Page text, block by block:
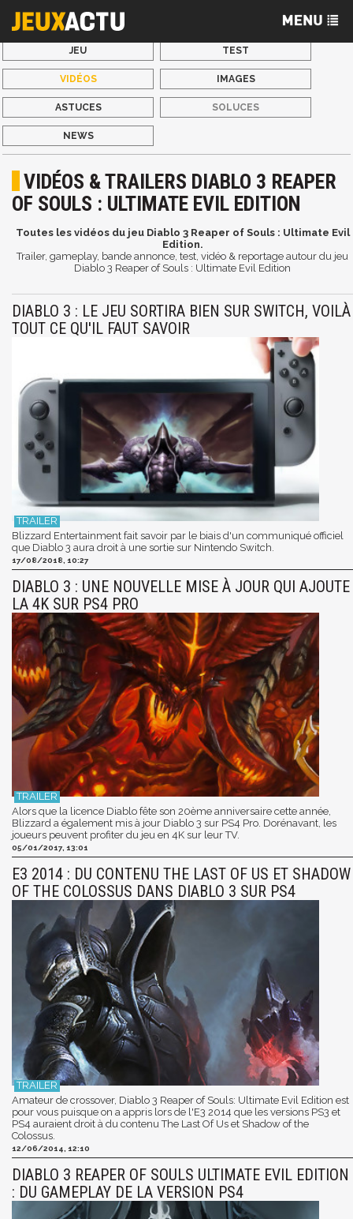
JEU TEST
VIDÉOS IMAGES
ASTUCES SOLUCES
NEWS
VIDÉOS & TRAILERS DIABLO 3 REAPER
OF SOULS : ULTIMATE EVIL EDITION
Toutes les vidéos du jeu Diablo 3 Reaper of Souls : Ultimate Evil
Edition.
Trailer, gameplay, bande annonce, test, vidéo & reportage autour du jeu
Diablo 3 Reaper of Souls : Ultimate Evil Edition
DIABLO 3 : LE JEU SORTIRA BIEN SUR SWITCH, VOILÀ
TOUT CE QU'IL FAUT SAVOIR
Blizzard Entertainment fait savoir par le biais d'un communiqué officiel
que Diablo 3 aura droit à une sortie sur Nintendo Switch.
17/08/2018, 10:27
DIABLO 3 : UNE NOUVELLE MISE À JOUR QUI AJOUTE
LA 4K SUR PS4 PRO
Alors que la licence Diablo fête son 20ème anniversaire cette année,
Blizzard a également mis à jour Diablo 3 sur PS4 Pro. Dorénavant, les
joueurs peuvent profiter du jeu en 4K sur leur TV.
05/01/2017, 13:01
E3 2014 : DU CONTENU THE LAST OF US ET SHADOW
OF THE COLOSSUS DANS DIABLO 3 SUR PS4
Amateur de crossover, Diablo 3 Reaper of Souls: Ultimate Evil Edition est
pour vous puisque on a appris lors de l'E3 2014 que les versions PS3 et
PS4 auraient droit à du contenu The Last Of Us et Shadow of the
Colossus.
12/06/2014, 12:10
DIABLO 3 REAPER OF SOULS ULTIMATE EVIL EDITION
: DU GAMEPLAY DE LA VERSION PS4